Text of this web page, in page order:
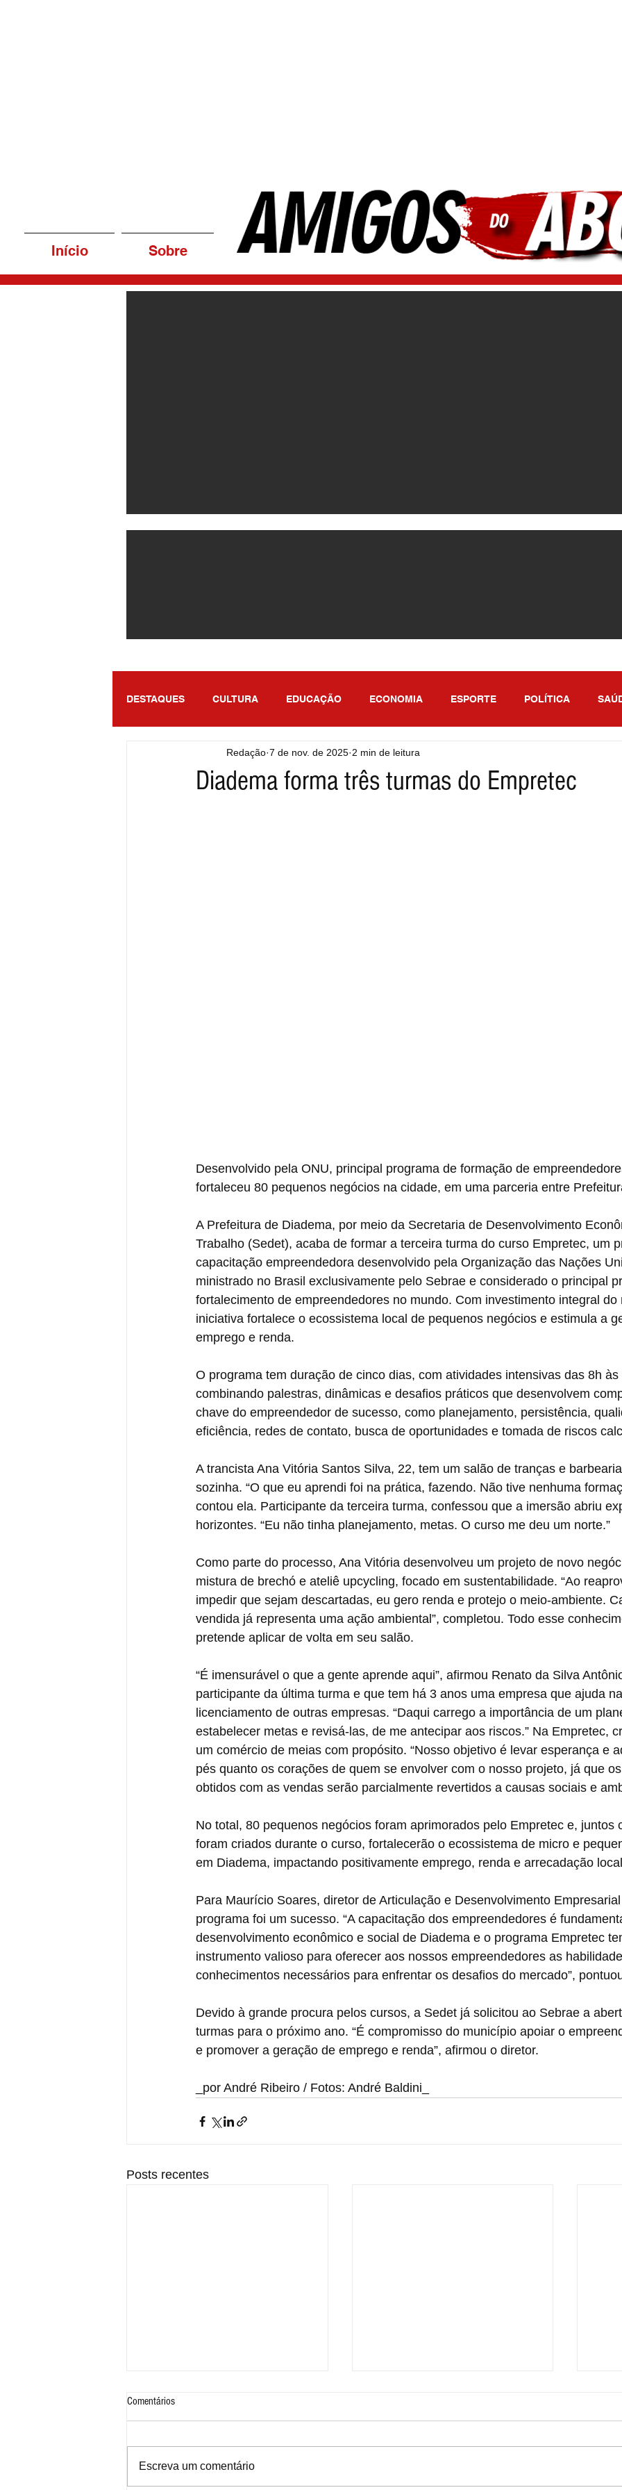
Início Sobre
DESTAQUES CULTURA EDUCAÇÃO ECONOMIA ESPORTE POLÍTICA
ENTRETENIMENTO SÃO PAULO
Diadema forma três turmas do Empretec
Redação 7 de nov. de 2025 2 min de leitura
Desenvolvido pela ONU, principal programa de formação de
fortaleceu 80 pequenos negócios na cidade, em uma parceria entre
A Prefeitura de Diadema, por meio da Secretaria de Desenvolvimento
Trabalho (Sedet), acaba de formar a terceira turma do curso Empretec, um
capacitação empreendedora desenvolvido pela Organização das Nações
ministrado no Brasil exclusivamente pelo Sebrae e considerado o principal
fortalecimento de empreendedores no mundo. Com investimento integral
iniciativa fortalece o ecossistema local de pequenos negócios e estimula a
emprego e renda.
O programa tem duração de cinco dias, com atividades intensivas das 8h
combinando palestras, dinâmicas e desafios práticos que desenvolvem
chave do empreendedor de sucesso, como planejamento, persistência,
eficiência, redes de contato, busca de oportunidades e tomada de riscos
A trancista Ana Vitória Santos Silva, 22, tem um salão de tranças e
sozinha. “O que eu aprendi foi na prática, fazendo. Não tive nenhuma
contou ela. Participante da terceira turma, confessou que a imersão abriu
horizontes. “Eu não tinha planejamento, metas. O curso me deu um norte.”
Como parte do processo, Ana Vitória desenvolveu um projeto de novo
mistura de brechó e ateliê upcycling, focado em sustentabilidade. “Ao
impedir que sejam descartadas, eu gero renda e protejo o meio-ambiente.
vendida já representa uma ação ambiental”, completou. Todo esse
pretende aplicar de volta em seu salão.
“É imensurável o que a gente aprende aqui”, afirmou Renato da Silva
participante da última turma e que tem há 3 anos uma empresa que ajuda
licenciamento de outras empresas. “Daqui carrego a importância de um
estabelecer metas e revisá-las, de me antecipar aos riscos.” Na Empretec,
um comércio de meias com propósito. “Nosso objetivo é levar esperança e
pés quanto os corações de quem se envolver com o nosso projeto, já que
obtidos com as vendas serão parcialmente revertidos a causas sociais e
No total, 80 pequenos negócios foram aprimorados pelo Empretec e, juntos
foram criados durante o curso, fortalecerão o ecossistema de micro e
em Diadema, impactando positivamente emprego, renda e arrecadação
Para Maurício Soares, diretor de Articulação e Desenvolvimento
programa foi um sucesso. “A capacitação dos empreendedores é
desenvolvimento econômico e social de Diadema e o programa Empretec
instrumento valioso para oferecer aos nossos empreendedores as
conhecimentos necessários para enfrentar os desafios do mercado”,
Devido à grande procura pelos cursos, a Sedet já solicitou ao Sebrae a
turmas para o próximo ano. “É compromisso do município apoiar o
e promover a geração de emprego e renda”, afirmou o diretor.
_por André Ribeiro / Fotos: André Baldini_
Posts recentes
Comentários
Escreva um comentário